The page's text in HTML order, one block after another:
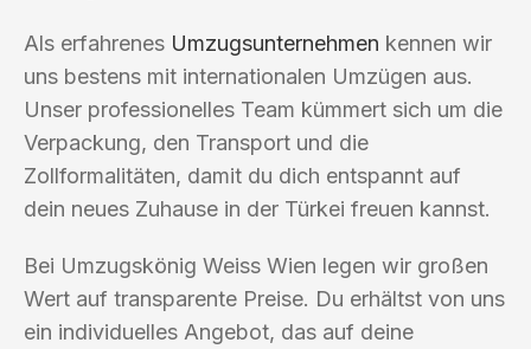
Als erfahrenes Umzugsunternehmen kennen wir
uns bestens mit internationalen Umzügen aus.
Unser professionelles Team kümmert sich um die
Verpackung, den Transport und die
Zollformalitäten, damit du dich entspannt auf
dein neues Zuhause in der Türkei freuen kannst.
Bei Umzugskönig Weiss Wien legen wir großen
Wert auf transparente Preise. Du erhältst von uns
ein individuelles Angebot, das auf deine